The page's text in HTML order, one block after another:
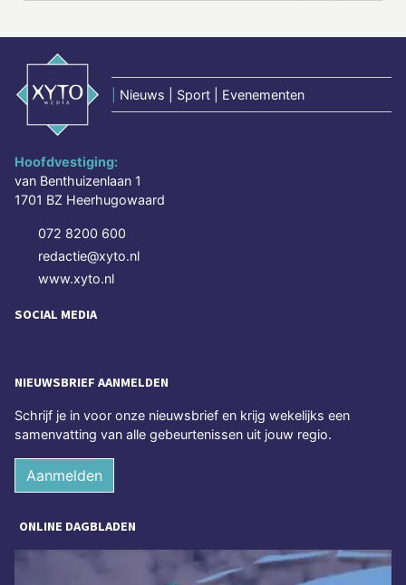
Nieuws | Sport | Evenementen
Hoofdvestiging:
van Benthuizenlaan 1
1701 BZ Heerhugowaard
072 8200 600
redactie@xyto.nl
www.xyto.nl
SOCIAL MEDIA
NIEUWSBRIEF AANMELDEN
Schrijf je in voor onze nieuwsbrief en krijg wekelijks een
samenvatting van alle gebeurtenissen uit jouw regio.
Aanmelden
ONLINE DAGBLADEN